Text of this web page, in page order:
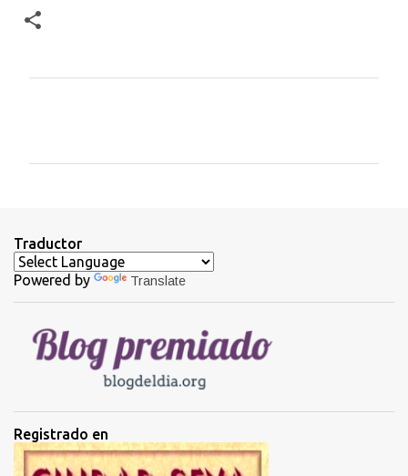
a
r
o
s
Traductor
Powered by Translate
Registrado en